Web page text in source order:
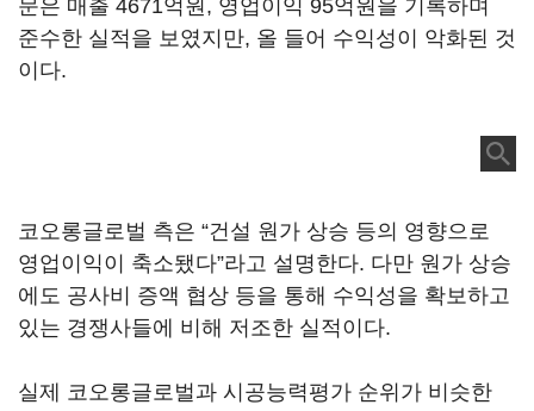
문은 매출 4671억원, 영업이익 95억원을 기록하며
준수한 실적을 보였지만, 올 들어 수익성이 악화된 것
이다.
코오롱글로벌 측은 “건설 원가 상승 등의 영향으로
영업이익이 축소됐다”라고 설명한다. 다만 원가 상승
에도 공사비 증액 협상 등을 통해 수익성을 확보하고
있는 경쟁사들에 비해 저조한 실적이다.
실제 코오롱글로벌과 시공능력평가 순위가 비슷한